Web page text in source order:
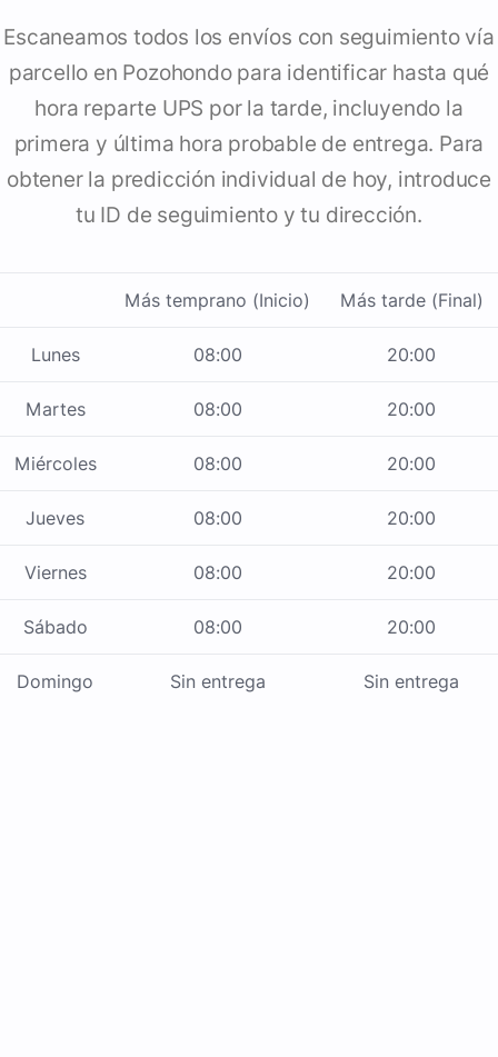
Escaneamos todos los envíos con seguimiento vía
parcello en Pozohondo para identificar hasta qué
hora reparte UPS por la tarde, incluyendo la
primera y última hora probable de entrega. Para
obtener la predicción individual de hoy, introduce
tu ID de seguimiento y tu dirección.
Más temprano (Inicio) Más tarde (Final)
Lunes 08:00 20:00
Martes 08:00 20:00
Miércoles 08:00 20:00
Jueves 08:00 20:00
Viernes 08:00 20:00
Sábado 08:00 20:00
Domingo Sin entrega Sin entrega